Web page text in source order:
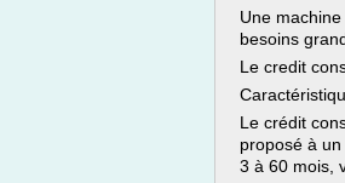
Une
besoins
Le credit
Le crédit
proposé à
3 à 60 mois,